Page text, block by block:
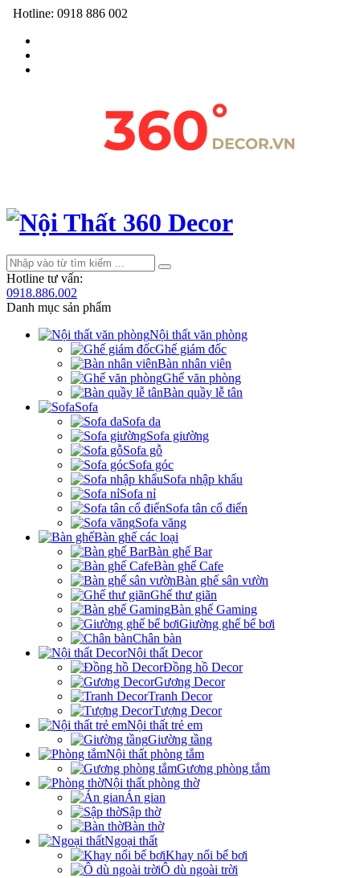
Hotline: 0918 886 002
Hotline tư vấn:
0918.886.002
Danh mục sản phẩm
Nội thất văn phòng
Ghế giám đốc
Bàn nhân viên
Ghế văn phòng
Bàn quầy lễ tân
Sofa
Sofa da
Sofa giường
Sofa gỗ
Sofa góc
Sofa nhập khẩu
Sofa nỉ
Sofa tân cổ điển
Sofa văng
Bàn ghế các loại
Bàn ghế Bar
Bàn ghế Cafe
Bàn ghế sân vườn
Ghế thư giãn
Bàn ghế Gaming
Giường ghế bể bơi
Chân bàn
Nội thất Decor
Đồng hồ Decor
Gương Decor
Tranh Decor
Tượng Decor
Nội thất trẻ em
Giường tầng
Nội thất phòng tắm
Gương phòng tắm
Nội thất phòng thờ
Án gian
Sập thờ
Bàn thờ
Ngoại thất
Khay nổi bể bơi
Ô dù ngoài trời